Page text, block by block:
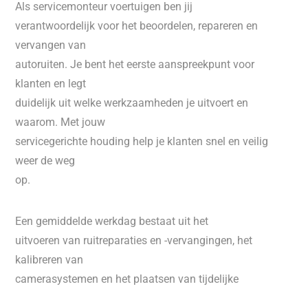
Als servicemonteur voertuigen ben jij
verantwoordelijk voor het beoordelen, repareren en
vervangen van
autoruiten. Je bent het eerste aanspreekpunt voor
klanten en legt
duidelijk uit welke werkzaamheden je uitvoert en
waarom. Met jouw
servicegerichte houding help je klanten snel en veilig
weer de weg
op.
Een gemiddelde werkdag bestaat uit het
uitvoeren van ruitreparaties en -vervangingen, het
kalibreren van
camerasystemen en het plaatsen van tijdelijke